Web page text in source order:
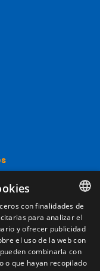
venta
SPANISH
ENGLISH
FRENCH
con finalidades de
para analizar el
y ofrecer publicidad
el uso de la web con
combinarla con
o que hayan recopilado